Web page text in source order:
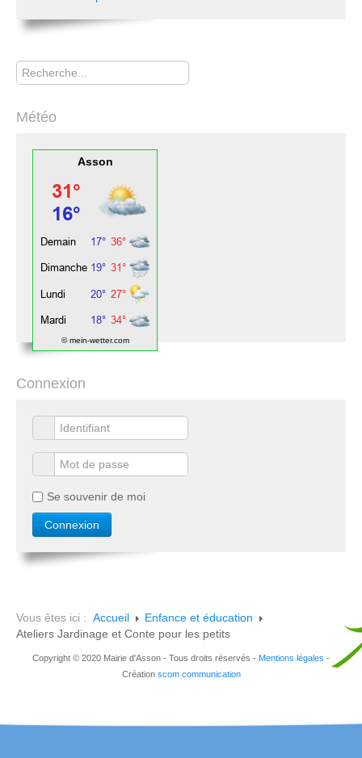
Rechercher
Météo
Asson
© mein-wetter.com
Connexion
Se souvenir de moi
Vous êtes ici : Accueil
Enfance et éducation
Ateliers Jardinage et Conte pour les petits
Copyright © 2020 Mairie d'Asson - Tous droits réservés - Mentions légales -
Création scom communication